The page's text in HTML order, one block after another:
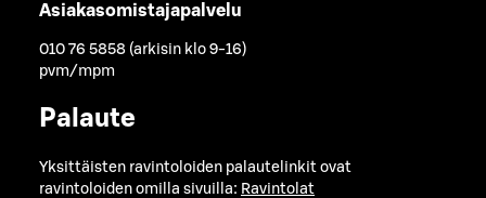
Asiakasomistajapalvelu
010 76 5858 (arkisin klo 9-16)
pvm/mpm
Palaute
Yksittäisten ravintoloiden palautelinkit ovat
ravintoloiden omilla sivuilla: Ravintolat